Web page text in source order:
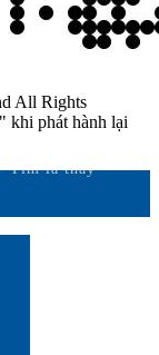
All Rights
khi phát hành lại
Tìm là thấy